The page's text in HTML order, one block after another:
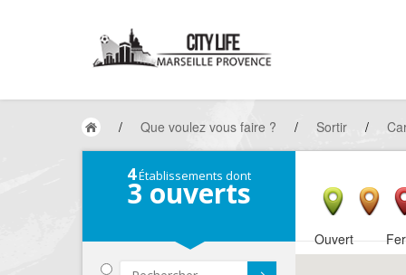
/ Que voulez vous faire ? / Sortir /
4Établissements dont
3 ouverts
Ouvert